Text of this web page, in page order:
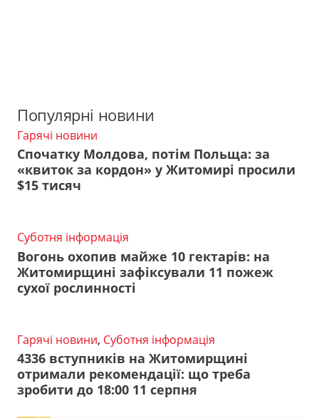
Популярні новини
Гарячі новини
Спочатку Молдова, потім Польща: за
«квиток за кордон» у Житомирі просили
$15 тисяч
Суботня інформація
Вогонь охопив майже 10 гектарів: на
Житомирщині зафіксували 11 пожеж
сухої рослинності
Гарячі новини, Суботня інформація
4336 вступників на Житомирщині
отримали рекомендації: що треба
зробити до 18:00 11 серпня